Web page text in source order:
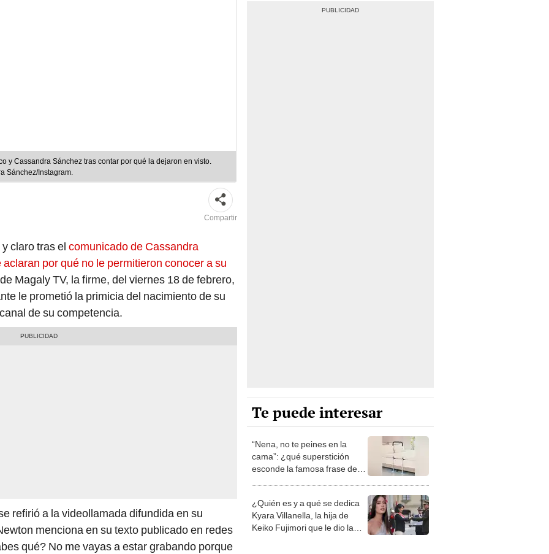
y Cassandra Sánchez tras contar por qué la dejaron en visto.
Sánchez/Instagram.
Compartir
claro tras el comunicado de Cassandra
por qué no le permitieron conocer a su
Magaly TV, la firme, del viernes 18 de febrero,
le prometió la primicia del nacimiento de su
de su competencia.
refirió a la videollamada difundida en su
menciona en su texto publicado en redes
qué? No me vayas a estar grabando porque
Te puede interesar
“Nena, no te peines en la
cama”: ¿qué superstición
esconde la famosa frase de
¿Quién es y a qué se dedica
Kyara Villanella, la hija de
Keiko Fujimori que le dio la